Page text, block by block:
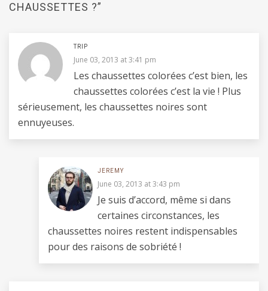
CHAUSSETTES ?”
TRIP
June 03, 2013 at 3:41 pm
Les chaussettes colorées c’est bien, les
chaussettes colorées c’est la vie ! Plus
sérieusement, les chaussettes noires sont
ennuyeuses.
JEREMY
June 03, 2013 at 3:43 pm
Je suis d’accord, même si dans
certaines circonstances, les
chaussettes noires restent indispensables
pour des raisons de sobriété !